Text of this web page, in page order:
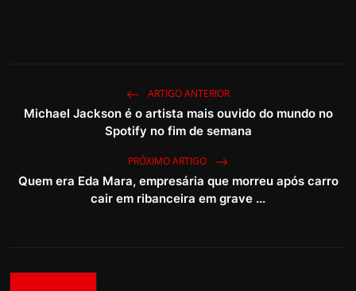
ARTIGO ANTERIOR
Michael Jackson é o artista mais ouvido do mundo no
Spotify no fim de semana
PRÓXIMO ARTIGO
Quem era Eda Mara, empresária que morreu após carro
cair em ribanceira em grave ...